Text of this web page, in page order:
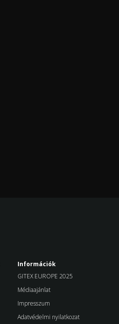
Információk
GITEX EUROPE 2025
Médiaajánlat
Impresszum
Adatvédelmi nyilatkozat